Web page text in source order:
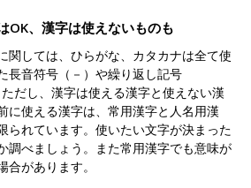
OK、漢字は使えないものも
関しては、ひらがな、カタカナは全て使
長音符号（－）や繰り返し記号
ただし、漢字は使える漢字と使えない漢
に使える漢字は、常用漢字と人名用漢
られています。使いたい文字が決まった
調べましょう。また常用漢字でも意味が
があります。